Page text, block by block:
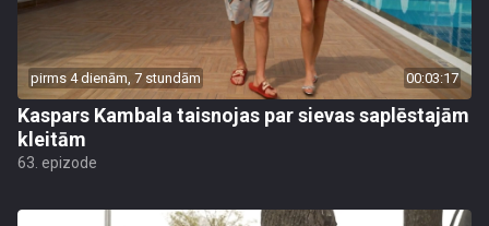
pirms 4 dienām, 7 stundām 00:03:17
Kaspars Kambala taisnojas par sievas saplēstajām
kleitām
63. epizode